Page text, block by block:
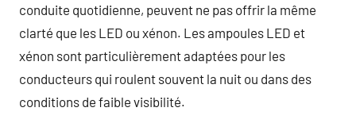
conduite quotidienne, peuvent ne pas offrir la même
clarté que les LED ou xénon. Les ampoules LED et
xénon sont particulièrement adaptées pour les
conducteurs qui roulent souvent la nuit ou dans des
conditions de faible visibilité.